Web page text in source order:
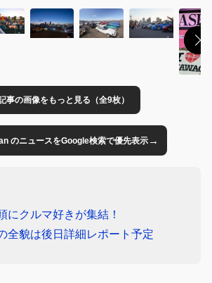
事の画像をもっと見る（全9枚）
のニュースをGoogle検索で優先表示→
にクルマ好きが集結！
全貌は後日詳細レポート予定